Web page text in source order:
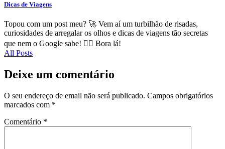
Dicas de Viagens
Topou com um post meu? 🚀 Vem aí um turbilhão de risadas,
curiosidades de arregalar os olhos e dicas de viagens tão secretas
que nem o Google sabe! 🕵️‍♂️ Bora lá!
All Posts
Deixe um comentário
O seu endereço de email não será publicado. Campos obrigatórios
marcados com *
Comentário *